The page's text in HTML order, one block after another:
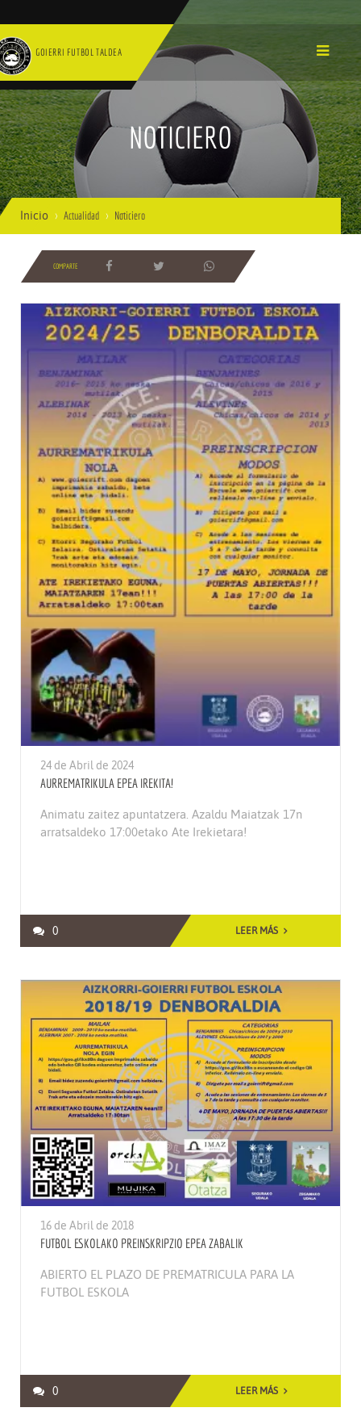
GOIERRI FUTBOL TALDEA
NOTICIERO
Inicio Actualidad Noticiero
COMPARTE
24 de Abril de 2024
AURREMATRIKULA EPEA IREKITA!
Animatu zaitez apuntatzera. Azaldu Maiatzak 17n
arratsaldeko 17:00etako Ate Irekietara!
0 LEER MÁS
16 de Abril de 2018
FUTBOL ESKOLAKO PREINSKRIPZIO EPEA ZABALIK
ABIERTO EL PLAZO DE PREMATRICULA PARA LA
FUTBOL ESKOLA
0 LEER MÁS